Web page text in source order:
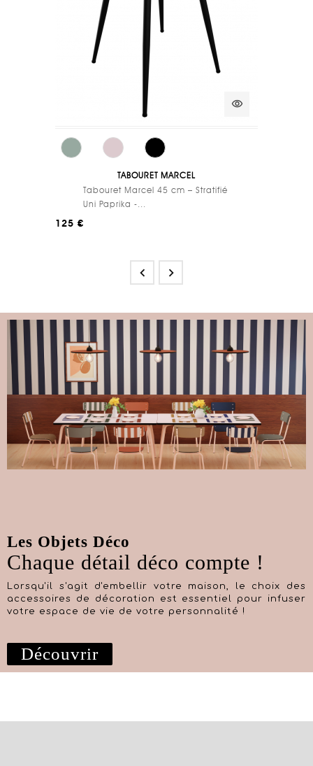
visibility
TABOURET MARCEL
Tabouret Marcel 45 cm – Stratifié
Uni Paprika -...
125 €
 
Les Objets Déco
Chaque détail déco compte !
Lorsqu'il s'agit d'embellir votre maison, le choix des
accessoires de décoration est essentiel pour infuser
votre espace de vie de votre personnalité !
Découvrir